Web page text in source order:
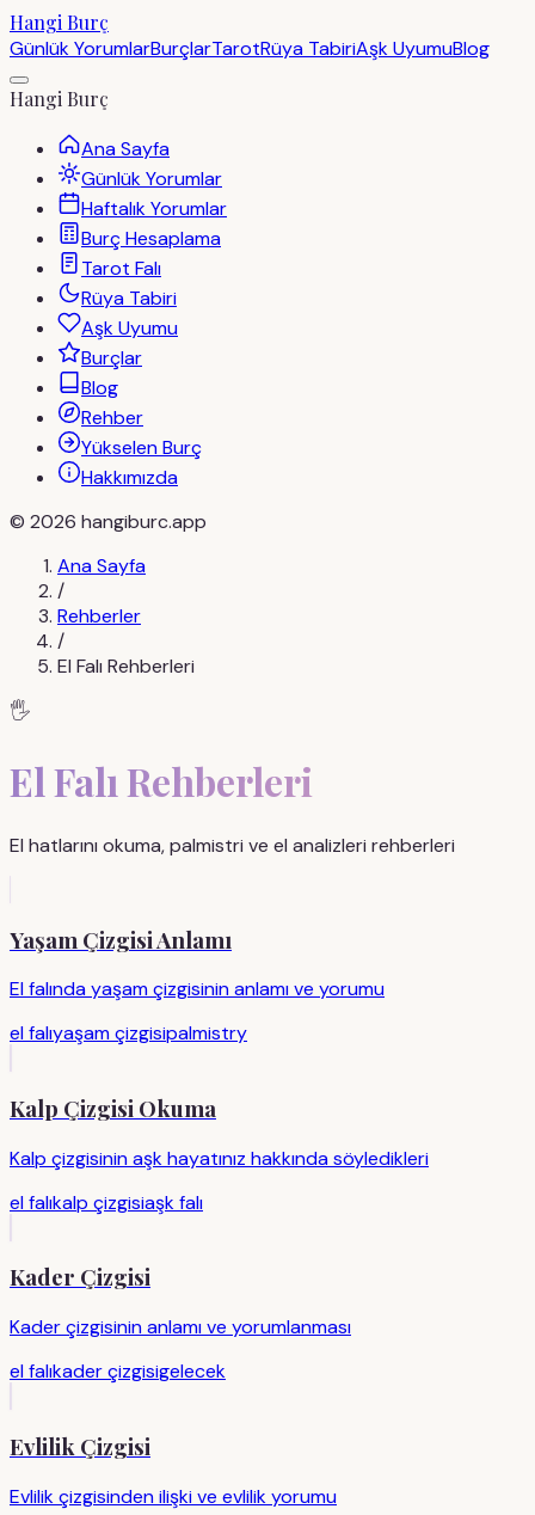
Hangi Burç
Günlük YorumlarBurçlarTarotRüya TabiriAşk UyumuBlog
Hangi Burç
Ana Sayfa
Günlük Yorumlar
Haftalık Yorumlar
Burç Hesaplama
Tarot Falı
Rüya Tabiri
Aşk Uyumu
Burçlar
Blog
Rehber
Yükselen Burç
Hakkımızda
© 2026 hangiburc.app
Ana Sayfa
/
Rehberler
/
El Falı Rehberleri
🖐️
El Falı Rehberleri
El hatlarını okuma, palmistri ve el analizleri rehberleri
Yaşam Çizgisi Anlamı
El falında yaşam çizgisinin anlamı ve yorumu
el falıyaşam çizgisipalmistry
Kalp Çizgisi Okuma
Kalp çizgisinin aşk hayatınız hakkında söyledikleri
el falıkalp çizgisiaşk falı
Kader Çizgisi
Kader çizgisinin anlamı ve yorumlanması
el falıkader çizgisigelecek
Evlilik Çizgisi
Evlilik çizgisinden ilişki ve evlilik yorumu